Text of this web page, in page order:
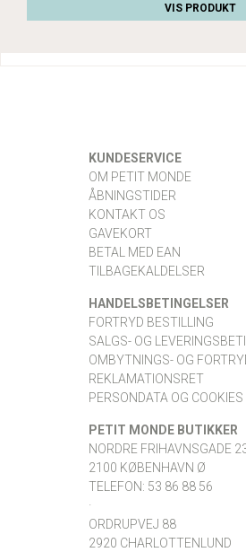
VIS PRODUKT
KUNDESERVICE
OM PETIT MONDE
ÅBNINGSTIDER
KONTAKT OS
GAVEKORT
BETAL MED EAN
TILBAGEKALDELSER
HANDELSBETINGELSER
FORTRYD BESTILLING
SALGS- OG
OMBYTNINGS- OG
REKLAMATIONSRET
PERSONDATA OG COOKIES
PETIT MONDE BUTIKKER
NORDRE FRIHAVNSGADE
2100 KØBENHAVN Ø
TELEFON: 53 86 88 56
·
ORDRUPVEJ 88
2920 CHARLOTTENLUND